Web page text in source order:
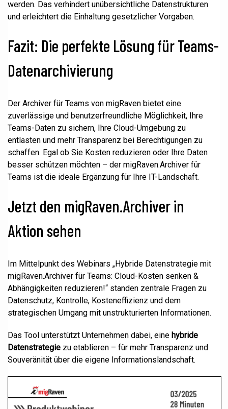
werden. Das verhindert unübersichtliche Datenstrukturen
und erleichtert die Einhaltung gesetzlicher Vorgaben.
Fazit: Die perfekte Lösung für Teams-
Datenarchivierung
Der Archiver für Teams von migRaven bietet eine
zuverlässige und benutzerfreundliche Möglichkeit, Ihre
Teams-Daten zu sichern, Ihre Cloud-Umgebung zu
entlasten und mehr Transparenz bei Berechtigungen zu
schaffen. Egal ob Sie Kosten reduzieren oder Ihre Daten
besser schützen möchten – der migRaven.Archiver für
Teams ist die ideale Ergänzung für Ihre IT-Landschaft.
Jetzt den migRaven.Archiver in
Aktion sehen
Im Mittelpunkt des Webinars „Hybride Datenstrategie mit
migRaven.Archiver für Teams: Cloud-Kosten senken &
Abhängigkeiten reduzieren!“ standen zentrale Fragen zu
Datenschutz, Kontrolle, Kosteneffizienz und dem
strategischen Umgang mit unstrukturierten Informationen.
Das Tool unterstützt Unternehmen dabei, eine hybride
Datenstrategie zu etablieren – für mehr Transparenz und
Souveränität über die eigene Informationslandschaft.